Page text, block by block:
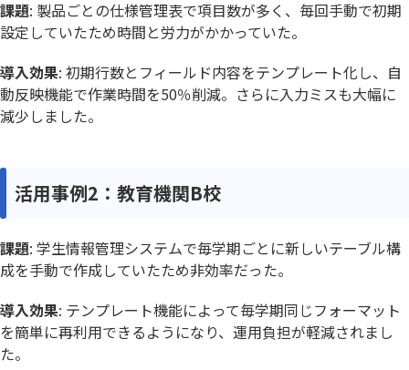
課題: 製品ごとの仕様管理表で項目数が多く、毎回手動で初期
設定していたため時間と労力がかかっていた。
導入効果: 初期行数とフィールド内容をテンプレート化し、自
動反映機能で作業時間を50％削減。さらに入力ミスも大幅に
減少しました。
活用事例2：教育機関B校
課題: 学生情報管理システムで毎学期ごとに新しいテーブル構
成を手動で作成していたため非効率だった。
導入効果: テンプレート機能によって毎学期同じフォーマット
を簡単に再利用できるようになり、運用負担が軽減されまし
た。